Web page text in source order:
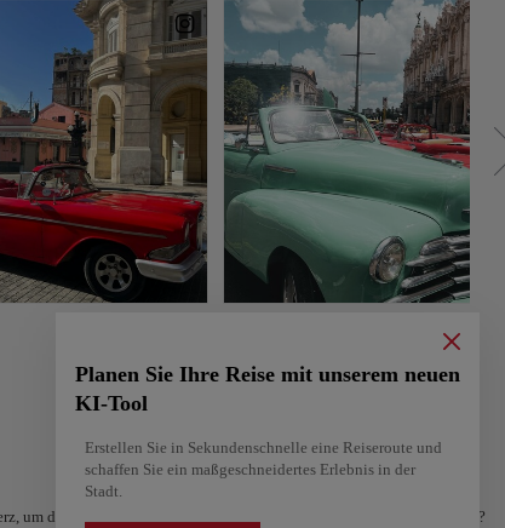
um deine Route zu erstellen und zu teilen. Suchst du nach mehr Ideen?
Planen Sie Ihre Reise mit unserem neuen
KI-Tool
Erstellen Sie in Sekundenschnelle eine Reiseroute und
schaffen Sie ein maßgeschneidertes Erlebnis in der
Stadt.